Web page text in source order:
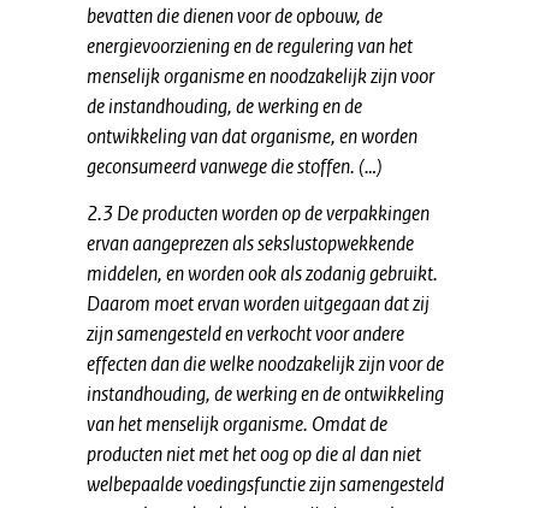
bevatten die dienen voor de opbouw, de
energievoorziening en de regulering van het
menselijk organisme en noodzakelijk zijn voor
de instandhouding, de werking en de
ontwikkeling van dat organisme, en worden
geconsumeerd vanwege die stoffen. (…)
2.3 De producten worden op de verpakkingen
ervan aangeprezen als sekslustopwekkende
middelen, en worden ook als zodanig gebruikt.
Daarom moet ervan worden uitgegaan dat zij
zijn samengesteld en verkocht voor andere
effecten dan die welke noodzakelijk zijn voor de
instandhouding, de werking en de ontwikkeling
van het menselijk organisme. Omdat de
producten niet met het oog op die al dan niet
welbepaalde voedingsfunctie zijn samengesteld